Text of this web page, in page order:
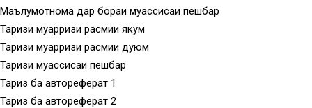
Маълумотнома дар бораи муассисаи пешбар
Тақризи муқарризи расмии якум
Тақризи муқарризи расмии дуюм
Тақризи муассисаи пешбар
Тақриз ба автореферат 1
Тақриз ба автореферат 2